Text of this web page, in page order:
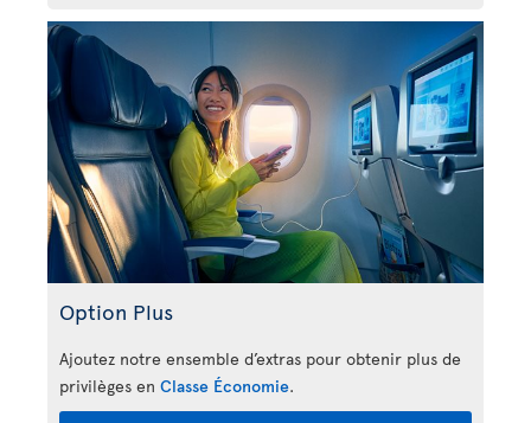
Option Plus
Ajoutez notre ensemble d’extras pour obtenir plus de
privilèges en Classe Économie.